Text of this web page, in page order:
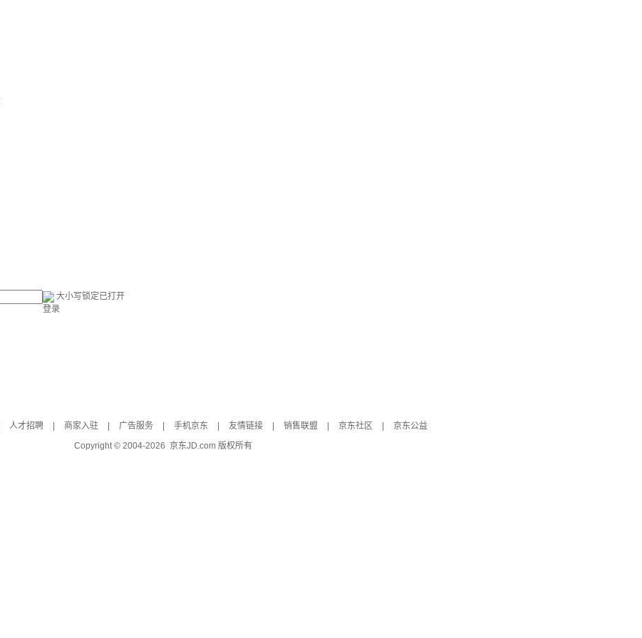
大小写锁定已打开
登录
人才招聘 商家入驻 广告服务 手机京东 友情链接 销售联盟 京东社区
京东公益
Copyright © 2004-2026 京东JD.com 版权所有